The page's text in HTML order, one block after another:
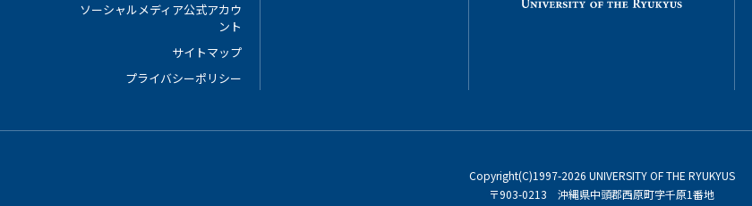
ソーシャルメディア公式アカウ
ント
サイトマップ
プライバシーポリシー
Copyright(C)1997-2026 UNIVERSITY OF THE RYUKYUS
〒903-0213 沖縄県中頭郡西原町字千原1番地